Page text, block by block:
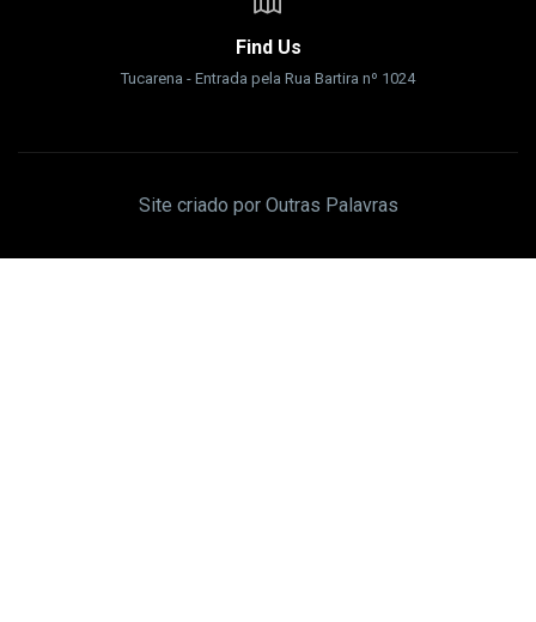
Find Us
Tucarena - Entrada pela Rua Bartira nº 1024
Site criado por Outras Palavras